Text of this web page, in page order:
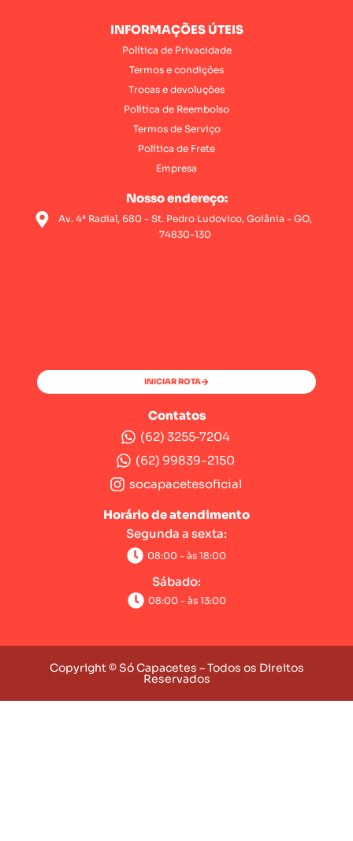
INFORMAÇÕES ÚTEIS
Política de Privacidade
Termos e condições
Trocas e devoluções
Política de Reembolso
Termos de Serviço
Política de Frete
Empresa
Nosso endereço:
Av. 4ª Radial, 680 - St. Pedro Ludovico, Goiânia - GO,
74830-130
INICIAR ROTA
Contatos
(62) 3255‑7204‬
(62) 99839-2150
socapacetesoficial
Horário de atendimento
Segunda a sexta:
08:00 - às 18:00
Sábado:
08:00 - às 13:00
Copyright © Só Capacetes – Todos os Direitos
Reservados